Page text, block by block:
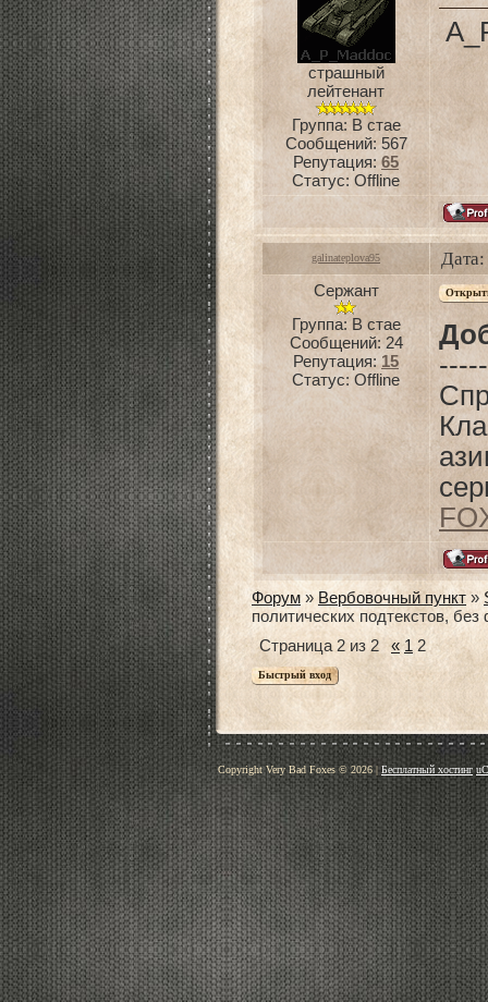
страшный
лейтенант
Группа: В стае
Сообщений: 567
Репутация:65
Статус: Offline
galinateplova95
Сержант
Группа: В стае
Сообщений: 24
Репутация: 15
Статус: Offline
Форум » Вербовочный пункт »
политических подтекстов, без
Страница 2 из 2 « 1 2
Copyright Very Bad Foxes © 2026|Бесплатный хостинг